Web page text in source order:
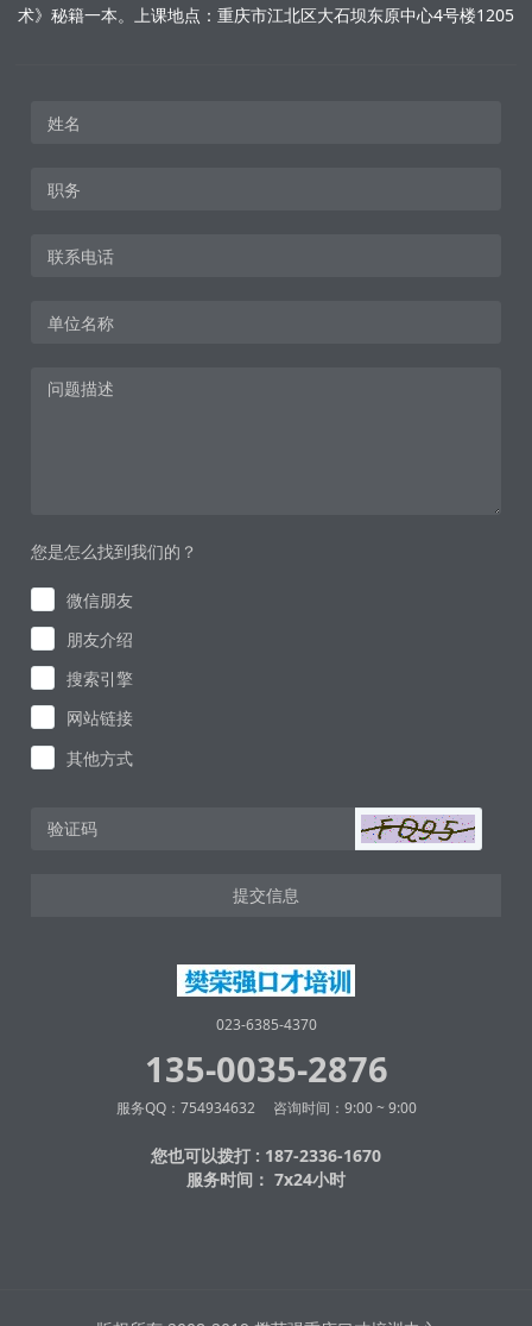
术》秘籍一本。上课地点：重庆市江北区大石坝东原中心4号楼1205
您是怎么找到我们的？
微信朋友
朋友介绍
搜索引擎
网站链接
其他方式
提交信息
023-6385-4370
135-0035-2876
服务QQ：754934632 咨询时间：9:00 ~ 9:00
您也可以拨打 : 187-2336-1670
服务时间： 7x24小时